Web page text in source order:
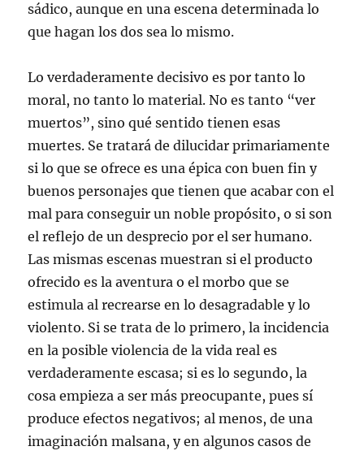
sádico, aunque en una escena determinada lo
que hagan los dos sea lo mismo.
Lo verdaderamente decisivo es por tanto lo
moral, no tanto lo material. No es tanto “ver
muertos”, sino qué sentido tienen esas
muertes. Se tratará de dilucidar primariamente
si lo que se ofrece es una épica con buen fin y
buenos personajes que tienen que acabar con el
mal para conseguir un noble propósito, o si son
el reflejo de un desprecio por el ser humano.
Las mismas escenas muestran si el producto
ofrecido es la aventura o el morbo que se
estimula al recrearse en lo desagradable y lo
violento. Si se trata de lo primero, la incidencia
en la posible violencia de la vida real es
verdaderamente escasa; si es lo segundo, la
cosa empieza a ser más preocupante, pues sí
produce efectos negativos; al menos, de una
imaginación malsana, y en algunos casos de